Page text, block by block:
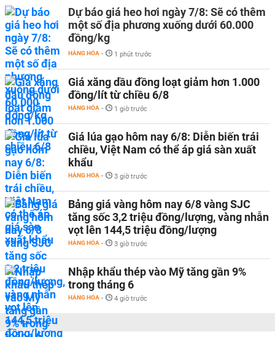
Dự báo giá heo hơi ngày 7/8: Sẽ có thêm
một số địa phương xuống dưới 60.000
đồng/kg
HÀNG HÓA - 1 phút trước
Giá xăng dầu đồng loạt giảm hơn 1.000
đồng/lít từ chiều 6/8
HÀNG HÓA - 1 giờ trước
Giá lúa gạo hôm nay 6/8: Diễn biến trái
chiều, Việt Nam có thể áp giá sàn xuất
khẩu
HÀNG HÓA - 3 giờ trước
Bảng giá vàng hôm nay 6/8 vàng SJC
tăng sốc 3,2 triệu đồng/lượng, vàng nhẫn
vọt lên 144,5 triệu đồng/lượng
HÀNG HÓA - 3 giờ trước
Nhập khẩu thép vào Mỹ tăng gần 9%
trong tháng 6
HÀNG HÓA - 4 giờ trước